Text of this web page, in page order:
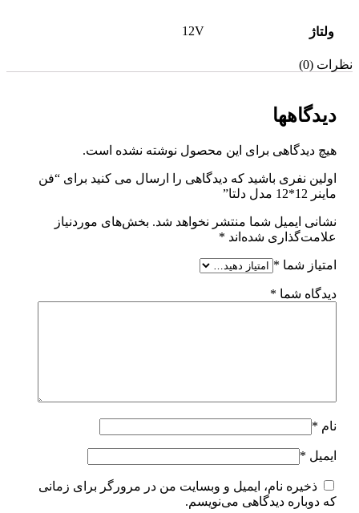
ولتاژ 12V
نظرات (0)
دیدگاهها
هیچ دیدگاهی برای این محصول نوشته نشده است.
اولین نفری باشید که دیدگاهی را ارسال می کنید برای “فن
ماینر 12*12 مدل دلتا”
نشانی ایمیل شما منتشر نخواهد شد. بخش‌های موردنیاز
علامت‌گذاری شده‌اند *
امتیاز شما *
دیدگاه شما *
نام *
ایمیل *
ذخیره نام، ایمیل و وبسایت من در مرورگر برای زمانی
که دوباره دیدگاهی می‌نویسم.